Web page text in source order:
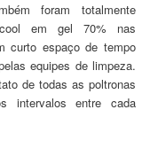
foram totalmente
em gel 70% nas
curto espaço de tempo
equipes de limpeza.
de todas as poltronas
intervalos entre cada